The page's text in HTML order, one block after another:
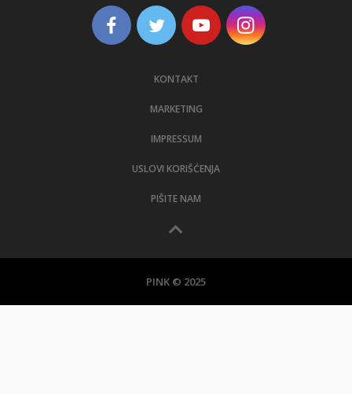
KONTAKT
MARKETING
IMPRESSUM
USLOVI KORIŠĆENJA
PIŠITE NAM
PINK © 2025